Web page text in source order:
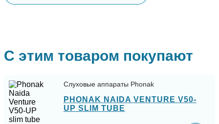
С этим товаром покупают
Слуховые аппараты Phonak
PHONAK NAIDA VENTURE V50-
UP SLIM TUBE